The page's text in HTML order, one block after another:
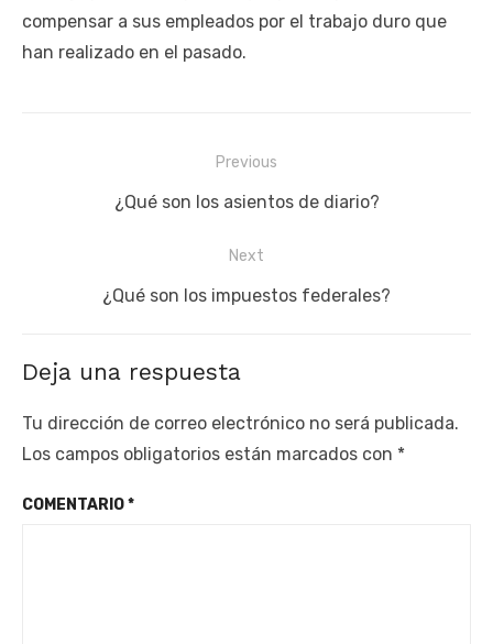
compensar a sus empleados por el trabajo duro que
han realizado en el pasado.
Previous
Previous
¿Qué son los asientos de diario?
Next
Next
¿Qué son los impuestos federales?
Deja una respuesta
Tu dirección de correo electrónico no será publicada.
Los campos obligatorios están marcados con *
COMENTARIO*